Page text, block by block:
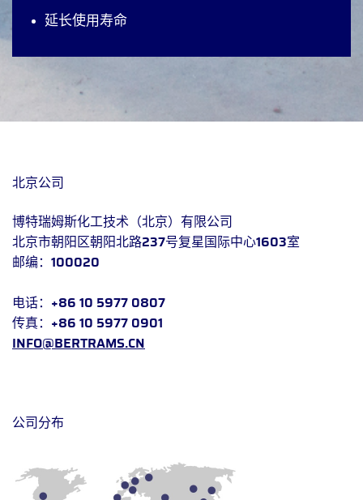
延长使用寿命
北京公司
博特瑞姆斯化工技术（北京）有限公司
北京市朝阳区朝阳北路237号复星国际中心1603室
邮编：100020
电话：+86 10 5977 0807
传真：+86 10 5977 0901
INFO@BERTRAMS.CN
公司分布